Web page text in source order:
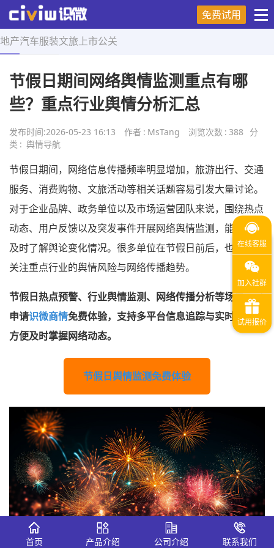
免费试用
地产汽车服装文旅 上市公关
首页 > 舆情导航 > 正文
节假日期间网络舆情监测重点有哪
些？重点行业舆情分析汇总
发布时间:2026-05-23 16:13 作者 : MsTang 浏览次数 : 388 分
类 : 舆情导航
节假日期间，网络信息传播频率明显增加，旅游出行、交通
服务、消费购物、文旅活动等相关话题容易引发大量讨论。
对于企业品牌、政务单位以及市场运营团队来说，围绕热点
动态、用户反馈以及突发事件开展网络舆情监测，能够帮助
及时了解舆论变化情况。很多单位在节假日前后，也会重点
关注重点行业的舆情风险与网络传播趋势。
节假日热点预警、行业舆情监测、网络传播分析等场景，可
申请识微商情免费体验，支持多平台信息追踪与实时提醒，
方便及时掌握网络动态。
节假日舆情监测免费体验
首页 产品介绍 公司介绍 联系我们